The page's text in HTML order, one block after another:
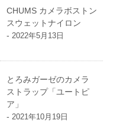
CHUMS カメラボストン
スウェットナイロン
- 2022年5月13日
とろみガーゼのカメラ
ストラップ「ユートピ
ア」
- 2021年10月19日